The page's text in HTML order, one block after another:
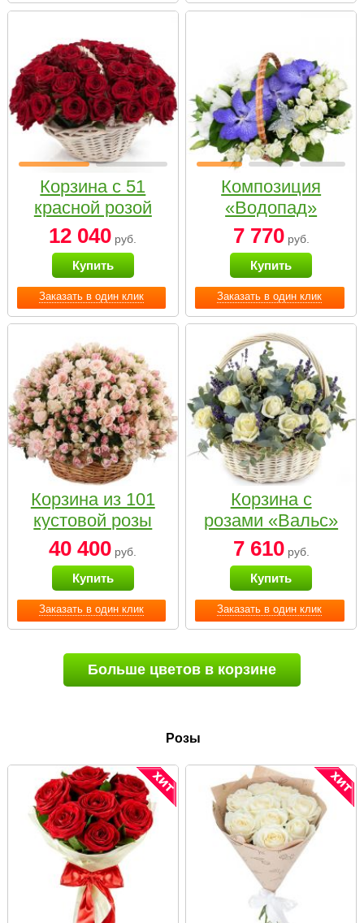
Заказать в один клик
Корзина с 51
красной розой
12 040 руб.
Купить
Заказать в один клик
Композиция
«Водопад»
7 770руб.
Купить
Заказать в один клик
Корзина из 101
кустовой розы
нежных тонов
40 400 руб.
Купить
Заказать в один клик
Корзина с
розами «Вальс»
7 610руб.
Купить
Больше цветов в корзине
Розы